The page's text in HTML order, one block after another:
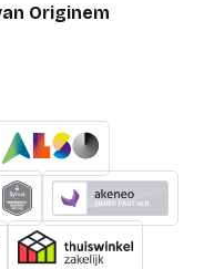
Originem